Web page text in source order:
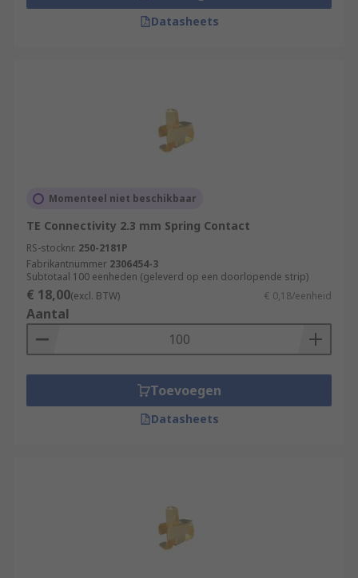
Datasheets
Momenteel niet beschikbaar
TE Connectivity 2.3 mm Spring Contact
RS-stocknr. 250-2181P
Fabrikantnummer 2306454-3
Subtotaal 100 eenheden (geleverd op een doorlopende strip)
€ 18,00(excl. BTW) € 0,18/eenheid
Aantal
Toevoegen
Datasheets